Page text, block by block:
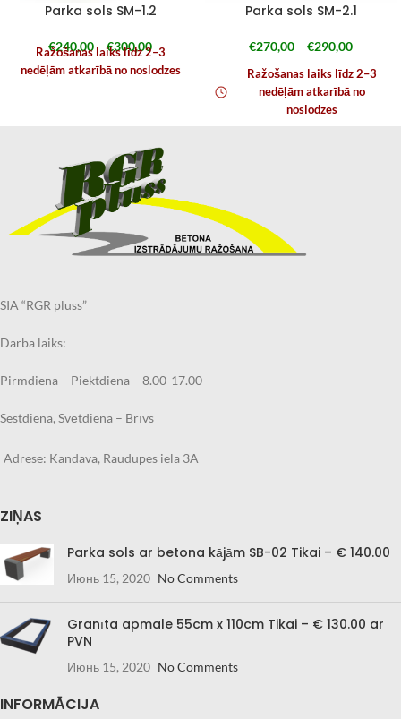
Parka sols SM-1.2
€240,00–€300,00
Ražošanas laiks līdz 2–3
nedēļām atkarībā no noslodzes
Parka sols SM-2.1
€270,00 – €290,00
Ražošanas laiks līdz 2–3
nedēļām atkarībā no
noslodzes
SIA “RGR pluss”
Darba laiks:
Pirmdiena – Piektdiena – 8.00-17.00
Sestdiena, Svētdiena – Brīvs
Adrese: Kandava, Raudupes iela 3A
ZIŅAS
Parka sols ar betona kājām SB-02 Tikai – € 140.00
Июнь 15, 2020 No Comments
Granīta apmale 55cm x 110cm Tikai – € 130.00 ar
PVN
Июнь 15, 2020 No Comments
INFORMĀCIJA